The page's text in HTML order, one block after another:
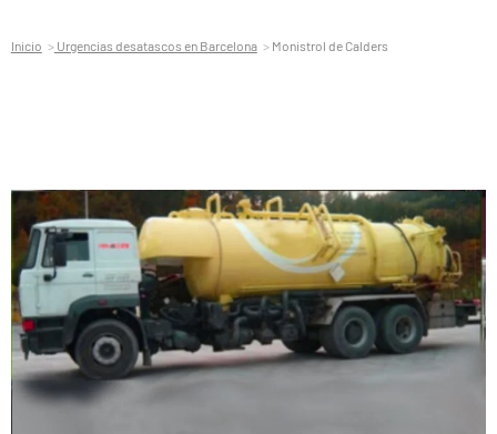
Inicio Urgencias desatascos en Barcelona Monistrol de Calders